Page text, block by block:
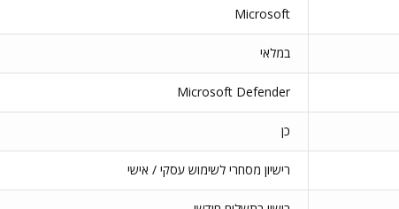
Microsoft
במלאי
Microsoft Defender
כן
רישיון מסחרי לשימוש עסקי / אישי